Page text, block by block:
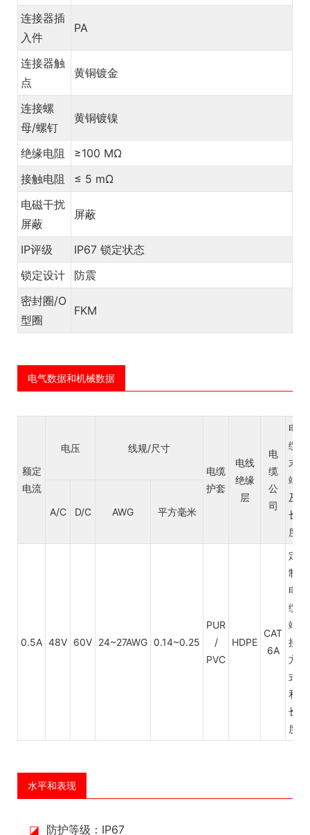
连接器插
入件
PA
连接器触
点
黄铜镀金
连接螺
母/螺钉
黄铜镀镍
绝缘电阻
≥100 MΩ
接触电阻
≤ 5 mΩ
电磁干扰
屏蔽
屏蔽
IP评级
IP67 锁定状态
锁定设计
防震
密封圈/O
型圈
FKM
电气数据和机械数据
额定
电流
电压
线规/尺寸
电缆
护套
电线
绝缘
层
电
缆
公
司
电
缆
末
端
及
长
度
A/C D/C AWG 平方毫米
0.5A 48V 60V 24~27AWG 0.14~0.25
PUR
/
PVC
HDPE
CAT
6A
定
制
电
缆
端
接
方
式
和
长
度
水平和表现
◪ 防护等级：IP67